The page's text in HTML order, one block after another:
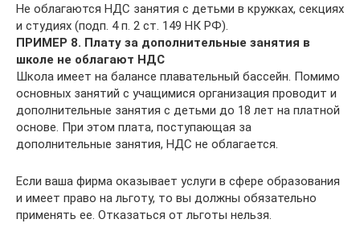
Не облагаются НДС занятия с детьми в кружках, секциях
и студиях (подп. 4 п. 2 ст. 149 НК РФ).
ПРИМЕР 8. Плату за дополнительные занятия в
школе не облагают НДС
Школа имеет на балансе плавательный бассейн. Помимо
основных занятий с учащимися организация проводит и
дополнительные занятия с детьми до 18 лет на платной
основе. При этом плата, поступающая за
дополнительные занятия, НДС не облагается.
Если ваша фирма оказывает услуги в сфере образования
и имеет право на льготу, то вы должны обязательно
применять ее. Отказаться от льготы нельзя.